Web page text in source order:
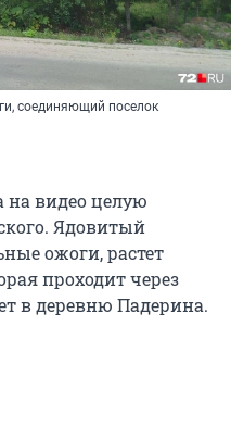
соединяющий поселок
на видео целую
Ядовитый
ожоги, растет
проходит через
в деревню Падерина.